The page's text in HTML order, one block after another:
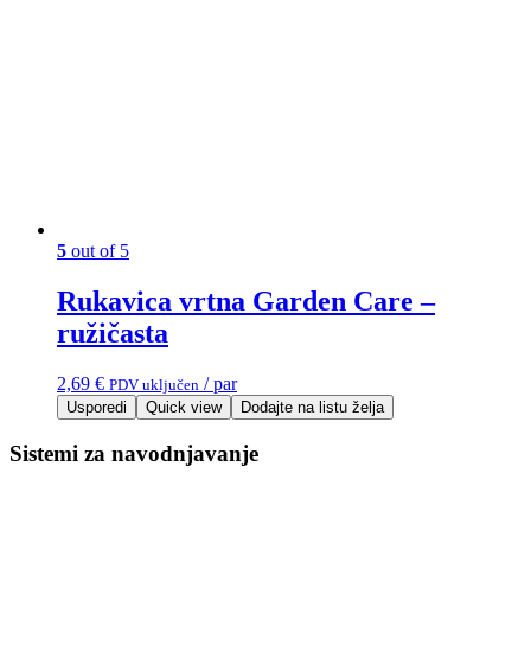
5 out of 5
Rukavica vrtna Garden Care –
ružičasta
2,69 € PDV uključen / par
Usporedi Quick view Dodajte na listu želja
Sistemi za navodnjavanje